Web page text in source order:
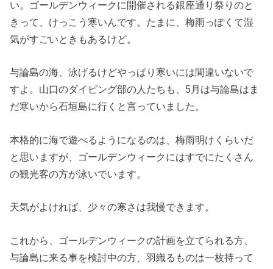
い。ゴールデンウィークに開催される銀座通り祭りのと
きって、けっこう寒いんです。たまに、梅雨っぽくて湿
気がすごいときもあるけど。
与論島の海、泳げるけどやっぱり寒いには間違いないで
すよ。山口のダイビング部の人たちも、5月は与論島はま
だ寒いから石垣島に行くと言っていました。
本格的に海で遊べるようになるのは、梅雨明けくらいだ
と思いますが、ゴールデンウィークにはすでにたくさん
の観光客の方が泳いでいます。
天気がよければ、少々の寒さは我慢できます。
これから、ゴールデンウィークの計画を立てられる方、
与論島に来る事を検討中の方、羽織るものは一枚持って